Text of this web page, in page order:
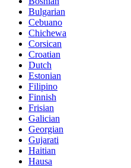
Bulgarian
Cebuano
Chichewa
Corsican
Croatian
Dutch
Estonian
Filipino
Finnish
Frisian
Galician
Georgian
Gujarati
Haitian
Hausa